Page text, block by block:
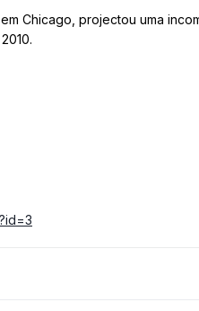
Chicago, projectou uma